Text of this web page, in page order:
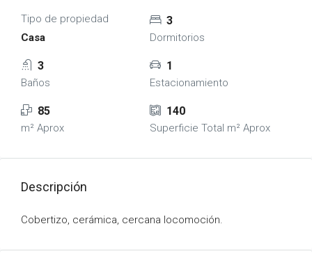
Tipo de propiedad
Casa
3
Dormitorios
3
Baños
1
Estacionamiento
85
m² Aprox
140
Superficie Total m² Aprox
Descripción
Cobertizo, cerámica, cercana locomoción.